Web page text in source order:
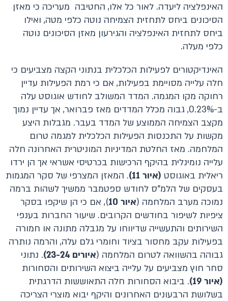
האינפלציה ליעדה. לאור כל אלו, החטיבה מעריכה כי מאזן
הסיכונים ביחס לתחזית הצמיחה נוטה כלפי מטה, ואילו
ביחס לתחזית האינפלציה והגירעון מאזן הסיכונים נוטה
כלפי מעלה.
האינדיקטורים לפעילות הכלכלית בנתוני הקצה מצביעים כי
חלה עלייה מסויימת בפעילות, אם כי רמת הפעילות עדיין
רחוקה מקו המגמה. המדד המשולב לחודש אוגוסט עלה
ב-0.23%, גבוה מכלל המדדים מאז פברואר, אך עדיין נמוך
מקצב הצמיחה הממוצע של המדד בעבר. מגבלות היצע
מקשות על התכנסות הפעילות הכלכלית למגמה טרום
המלחמה. מאז החלטת המדיניות המוניטרית האחרונה חלה
עלייה נומינלית בהיקף הרכישות בכרטיסי אשראי אך הן ירדו
ריאלית באוגוסט (איור 11
). המאזן המצרפי של סקר המגמות
בעסקים של הלמ"ס לחודש ספטמבר ממשיך לשהות ברמה
נמוכה מערב המלחמה (איור 10
), אם כי הן שיקפו בסקר
ציפיות לשיפור בחודשים הקרובים. שיעור החברות בענפי
השירותים והתעשייה שדיווחו על מגבלה מתונה או חמורה
בפעילות עקב מחסור בציוד וחומרי גלם עלה, והרמה נותרה
גבוהה בהשוואה לטרום המלחמה (איורים 23-24)
. נתוני
סחר חוץ מצביעים על עלייה ביצוא השירותים והסחורות
(איור 19)
. ביבוא הסחורות חלה התאוששות הדרגתית
בשלושת הרבעונים האחרונים והיקף יבוא מוצרי הצריכה